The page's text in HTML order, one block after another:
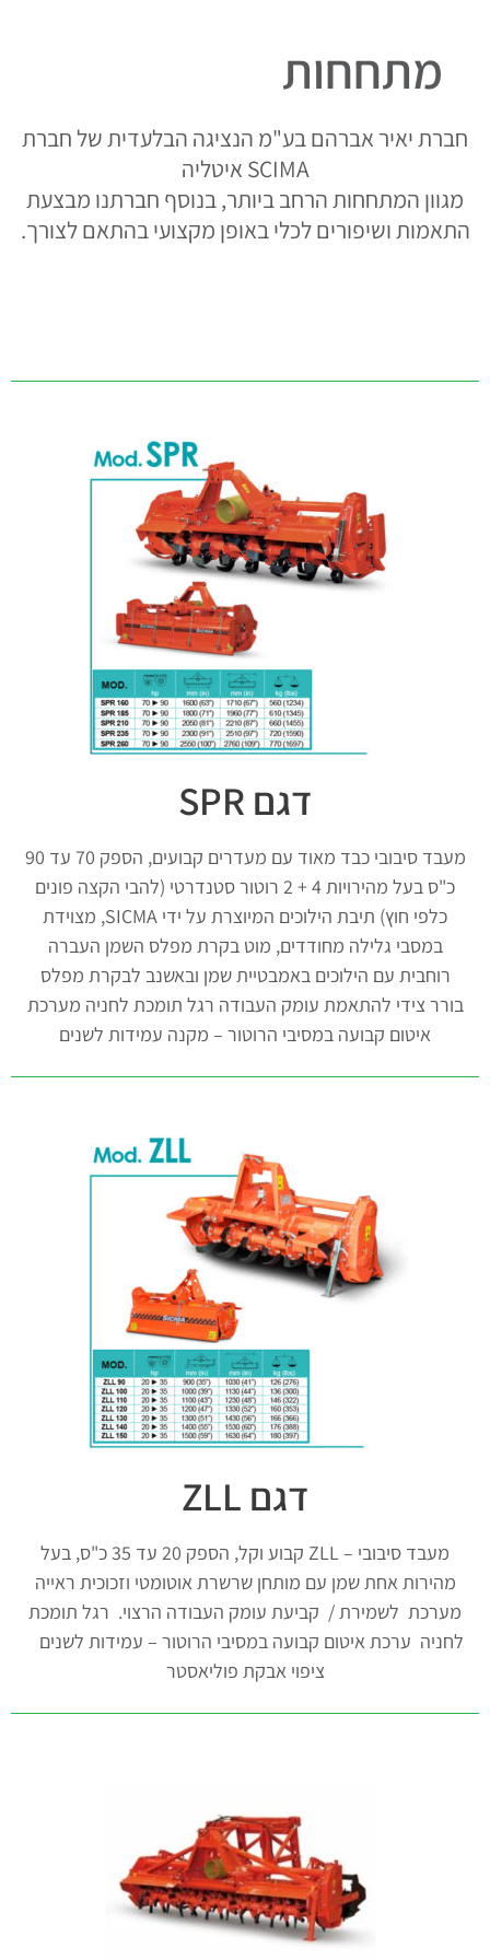
מתחחות
חברת יאיר אברהם בע"מ הנציגה הבלעדית של חברת
SCIMA איטליה
מגוון המתחחות הרחב ביותר, בנוסף חברתנו מבצעת
התאמות ושיפורים לכלי באופן מקצועי בהתאם לצורך.
דגם SPR
מעבד סיבובי כבד מאוד עם מעדרים קבועים, הספק 70 עד 90
כ"ס בעל מהירויות 4 + 2 רוטור סטנדרטי (להבי הקצה פונים
כלפי חוץ) תיבת הילוכים המיוצרת על ידי SICMA, מצוידת
במסבי גלילה מחודדים, מוט בקרת מפלס השמן העברה
רוחבית עם הילוכים באמבטיית שמן ובאשנב לבקרת מפלס
בורר צידי להתאמת עומק העבודה רגל תומכת לחניה מערכת
איטום קבועה במסיבי הרוטור – מקנה עמידות לשנים
דגם ZLL
מעבד סיבובי – ZLL קבוע וקל, הספק 20 עד 35 כ"ס, בעל
מהירות אחת שמן עם מותחן שרשרת אוטומטי וזכוכית ראייה
מערכת לשמירת / קביעת עומק העבודה הרצוי. רגל תומכת
לחניה ערכת איטום קבועה במסיבי הרוטור – עמידות לשנים
ציפוי אבקת פוליאסטר